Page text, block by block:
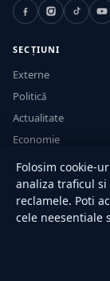
SECȚIUNI
Externe
Politică
Actualitate
Economie
Sănătate
Utile
RUBRICI
Folosim cookie-
analiza traficul
reclamele. Poti
cele neesentiale